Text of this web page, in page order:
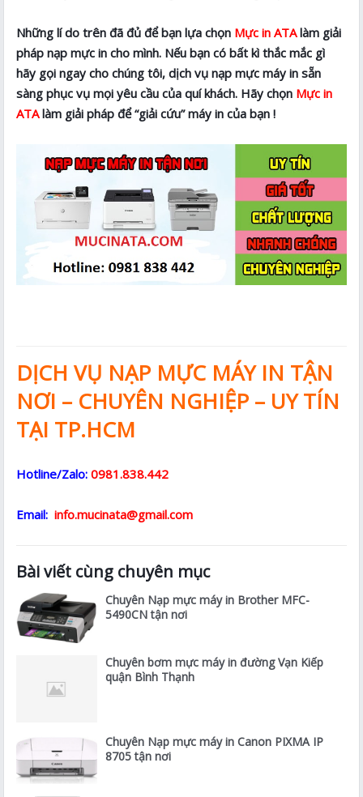
Những lí do trên đã đủ để bạn lựa chọn Mực in ATAlàm giải
pháp nạp mực in cho mình. Nếu bạn có bất kì thắc mắc gì
hãy gọi ngay cho chúng tôi, dịch vụ nạp mực máy in sẵn
sàng phục vụ mọi yêu cầu của quí khách. Hãy chọn Mực in
ATAlàm giải pháp để “giải cứu” máy in của bạn !
DỊCH VỤ NẠP MỰC MÁY IN TẬN
NƠI – CHUYÊN NGHIỆP – UY TÍN
TẠI TP.HCM
Hotline/Zalo: 0981.838.442
Email: info.mucinata@gmail.com
Bài viết cùng chuyên mục
Chuyên Nạp mực máy in Brother MFC-
5490CN tận nơi
Chuyên bơm mực máy in đường Vạn Kiếp
quận Bình Thạnh
Chuyên Nạp mực máy in Canon PIXMA IP
8705 tận nơi